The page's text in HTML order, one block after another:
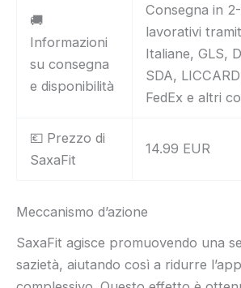
🚚
Informazioni
su consegna
e disponibilità
Consegna in
lavorativi
Italiane, GLS,
SDA,
FedEx e altri
💶 Prezzo di
SaxaFit
14.99 EUR
Meccanismo d’azione
SaxaFit agisce promuovendo una
sazietà, aiutando così a ridurre